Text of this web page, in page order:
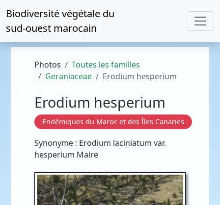
Biodiversité végétale du
sud-ouest marocain
Photos
Toutes les familles
Geraniaceae
Erodium hesperium
Erodium hesperium
Endémiques du Maroc et des Îles Canaries
Synonyme : Erodium laciniatum var.
hesperium Maire